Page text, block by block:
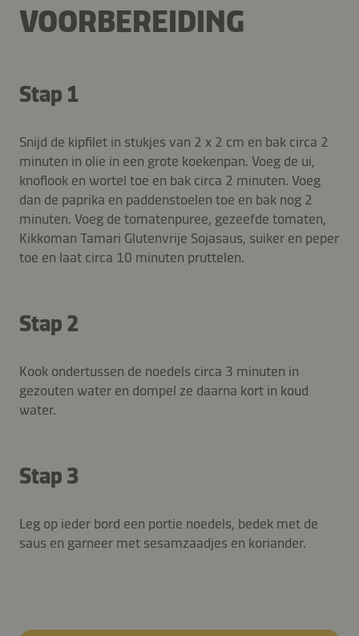
VOORBEREIDING
Stap 1
Snijd de kipfilet in stukjes van 2 x 2 cm en bak circa 2
minuten in olie in een grote koekenpan. Voeg de ui,
knoflook en wortel toe en bak circa 2 minuten. Voeg
dan de paprika en paddenstoelen toe en bak nog 2
minuten. Voeg de tomatenpuree, gezeefde tomaten,
Kikkoman Tamari Glutenvrije Sojasaus, suiker en peper
toe en laat circa 10 minuten pruttelen.
Stap 2
Kook ondertussen de noedels circa 3 minuten in
gezouten water en dompel ze daarna kort in koud
water.
Stap 3
Leg op ieder bord een portie noedels, bedek met de
saus en garneer met sesamzaadjes en koriander.